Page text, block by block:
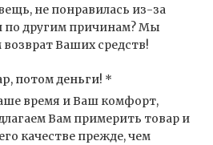
не понравилась из-за
по другим причинам? Мы
возврат Ваших средств!
потом деньги! *
время и Ваш комфорт,
Вам примерить товар и
качестве прежде, чем